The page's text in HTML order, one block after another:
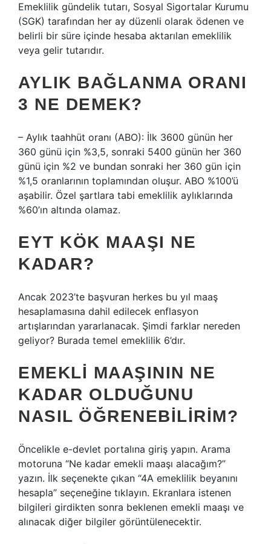
Emeklilik gündelik tutarı, Sosyal Sigortalar Kurumu
(SGK) tarafından her ay düzenli olarak ödenen ve
belirli bir süre içinde hesaba aktarılan emeklilik
veya gelir tutarıdır.
AYLIK BAĞLANMA ORANI
3 NE DEMEK?
– Aylık taahhüt oranı (ABO): İlk 3600 günün her
360 günü için %3,5, sonraki 5400 günün her 360
günü için %2 ve bundan sonraki her 360 gün için
%1,5 oranlarının toplamından oluşur. ABO %100’ü
aşabilir. Özel şartlara tabi emeklilik aylıklarında
%60’ın altında olamaz.
EYT KÖK MAAŞI NE
KADAR?
Ancak 2023’te başvuran herkes bu yıl maaş
hesaplamasına dahil edilecek enflasyon
artışlarından yararlanacak. Şimdi farklar nereden
geliyor? Burada temel emeklilik 6’dır.
EMEKLI MAAŞININ NE
KADAR OLDUĞUNU
NASIL ÖĞRENEBILIRIM?
Öncelikle e-devlet portalına giriş yapın. Arama
motoruna “Ne kadar emekli maaşı alacağım?”
yazın. İlk seçenekte çıkan “4A emeklilik beyanını
hesapla” seçeneğine tıklayın. Ekranlara istenen
bilgileri girdikten sonra beklenen emekli maaşı ve
alınacak diğer bilgiler görüntülenecektir.